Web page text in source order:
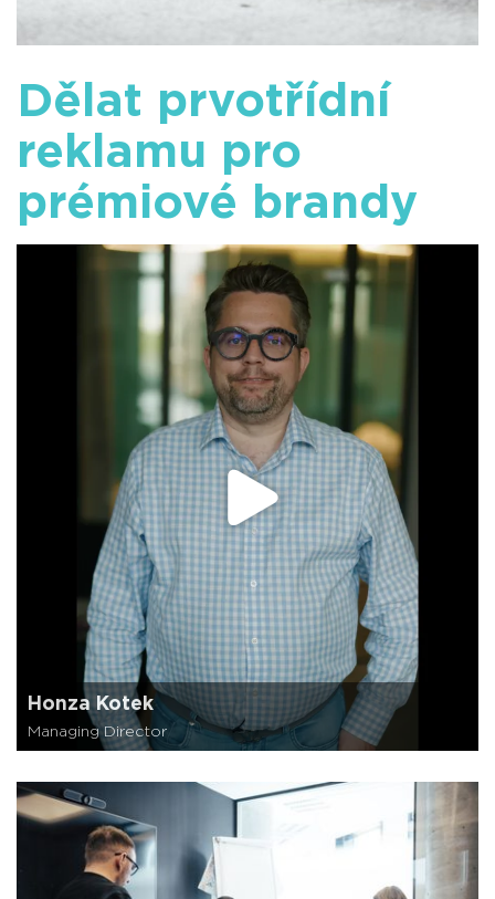
Dělat prvotřídní
reklamu pro
prémiové brandy
Honza Kotek
Managing Director